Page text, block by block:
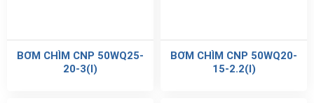
BƠM CHÌM CNP 50WQ25-
20-3(I)
BƠM CHÌM CNP 50WQ20-
15-2.2(I)